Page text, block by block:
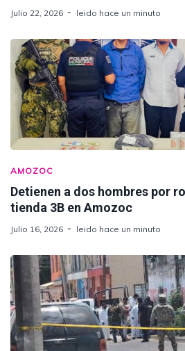
Julio 22, 2026 leido hace un minuto
AMOZOC
Detienen a dos hombres por
tienda 3B en Amozoc
Julio 16, 2026 leido hace un minuto